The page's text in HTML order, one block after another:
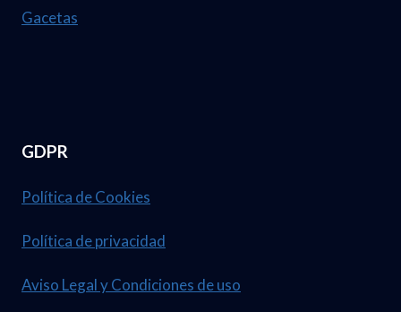
Gacetas
GDPR
Política de Cookies
Política de privacidad
Aviso Legal y Condiciones de uso